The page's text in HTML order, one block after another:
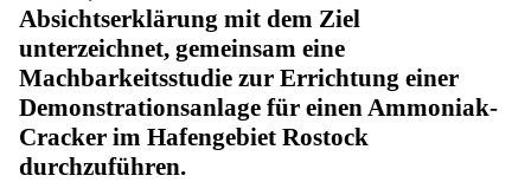
Absichtserklärung mit dem Ziel
unterzeichnet, gemeinsam eine
Machbarkeitsstudie zur Errichtung einer
Demonstrationsanlage für einen Ammoniak-
Cracker im Hafengebiet Rostock
durchzuführen.